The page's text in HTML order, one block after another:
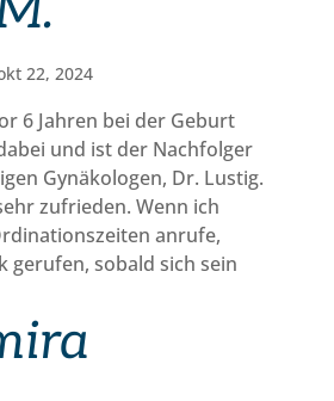
22, 2024
6 Jahren bei der Geburt
und ist der Nachfolger
Gynäkologen, Dr. Lustig.
zufrieden. Wenn ich
anrufe,
gerufen, sobald sich sein